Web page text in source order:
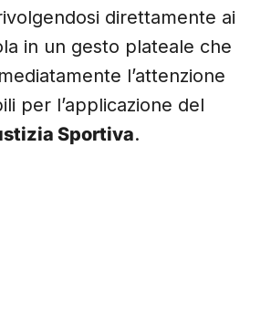
direttamente ai
in un gesto plateale che
l’attenzione
per l’applicazione del
Sportiva.